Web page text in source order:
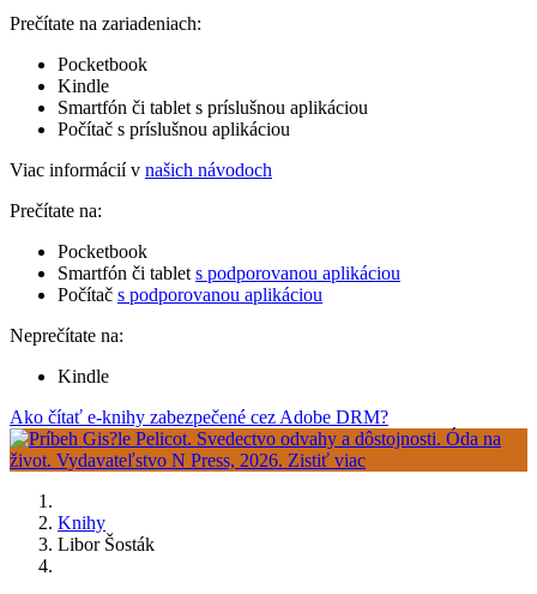
Prečítate na zariadeniach:
Pocketbook
Kindle
Smartfón či tablet s príslušnou aplikáciou
Počítač s príslušnou aplikáciou
Viac informácií v našich návodoch
Prečítate na:
Pocketbook
Smartfón či tablet s podporovanou aplikáciou
Počítač s podporovanou aplikáciou
Neprečítate na:
Kindle
Ako čítať e-knihy zabezpečené cez Adobe DRM?
Knihy
Libor Šosták